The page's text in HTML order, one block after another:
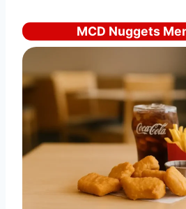
MCD Nuggets